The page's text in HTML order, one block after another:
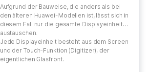
Aufgrund der Bauweise, die anders als bei
den älteren Huawei-Modellen ist, lässt sich in
diesem Fall nur die gesamte Displayeinheit
austauschen.
Jede Displayeinheit besteht aus dem Screen
und der Touch-Funktion (Digitizer), der
eigentlichen Glasfront.